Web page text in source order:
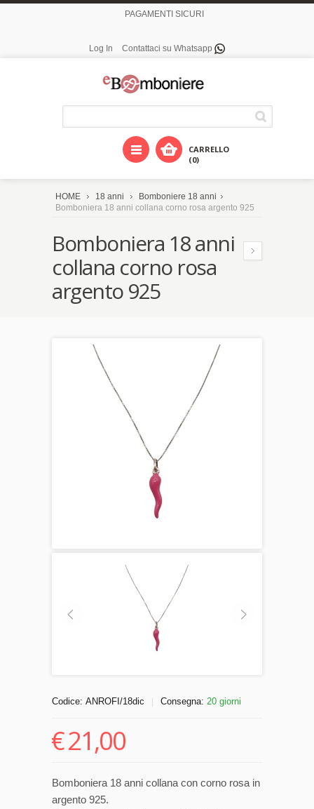
PAGAMENTI SICURI
Log In Contattaci su Whatsapp
CARRELLO
(0)
HOME 18 anni
Bomboniere 18 anni
Bomboniera 18 anni collana corno rosa argento 925
Bomboniera 18 anni
collana corno rosa
argento 925
Codice: ANROFI/18dic Consegna: 20 giorni
€21,00
Bomboniera 18 anni collana con corno rosa in
argento 925.